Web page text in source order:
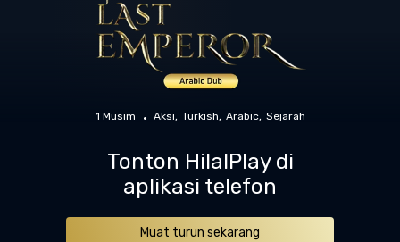
1 Musim Aksi Turkish Arabic Sejarah
Tonton HilalPlay di
aplikasi telefon
Muat turun sekarang